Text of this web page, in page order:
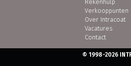
Rekenhulp
Verkooppunten
Over Intracoat
Vacatures
Contact
© 1998-2026